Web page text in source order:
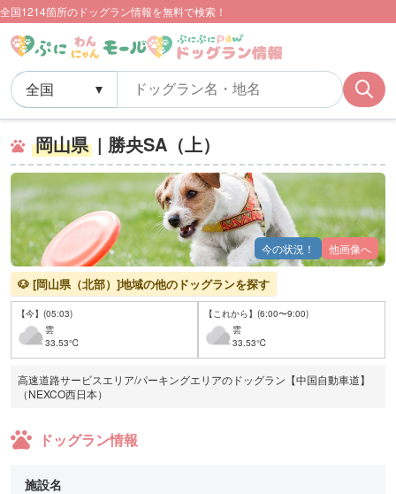
全国1214箇所のドッグラン情報を無料で検索！
岡山県 | 勝央SA（上）
今の状況！ 他画像へ
🐶 [岡山県（北部）]地域の他のドッグランを探す
【今】(05:03)
雲
33.53℃
【これから】(6:00〜9:00)
雲
33.53℃
高速道路サービスエリア/パーキングエリアのドッグラン【中国自動車道】
（NEXCO西日本）
ドッグラン情報
施設名